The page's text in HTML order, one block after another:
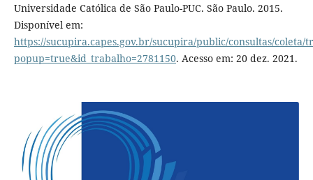
Universidade Católica de São Paulo-PUC. São Paulo. 2015.
Disponível em:
https://sucupira.capes.gov.br/sucupira/public/consultas/coleta/
popup=true&id_trabalho=2781150. Acesso em: 20 dez. 2021.